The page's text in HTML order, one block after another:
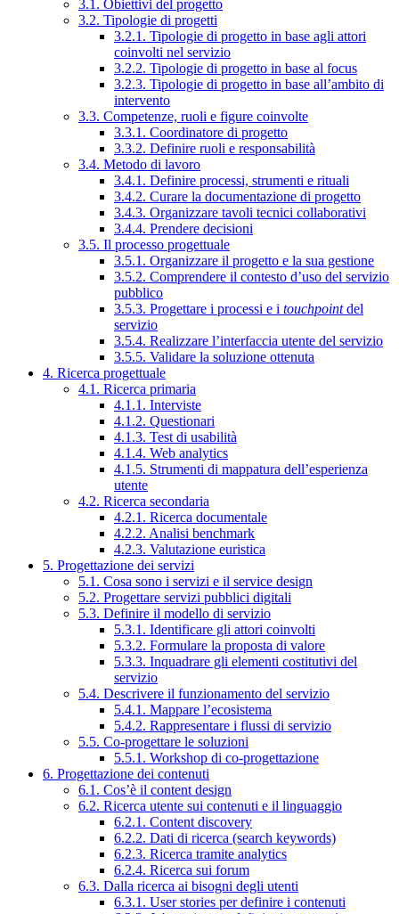
3.1. Obiettivi del progetto
3.2. Tipologie di progetti
3.2.1. Tipologie di progetto in base agli attori
coinvolti nel servizio
3.2.2. Tipologie di progetto in base al focus
3.2.3. Tipologie di progetto in base all’ambito di
intervento
3.3. Competenze, ruoli e figure coinvolte
3.3.1. Coordinatore di progetto
3.3.2. Definire ruoli e responsabilità
3.4. Metodo di lavoro
3.4.1. Definire processi, strumenti e rituali
3.4.2. Curare la documentazione di progetto
3.4.3. Organizzare tavoli tecnici collaborativi
3.4.4. Prendere decisioni
3.5. Il processo progettuale
3.5.1. Organizzare il progetto e la sua gestione
3.5.2. Comprendere il contesto d’uso del servizio
pubblico
3.5.3. Progettare i processi e i touchpointdel
servizio
3.5.4. Realizzare l’interfaccia utente del servizio
3.5.5. Validare la soluzione ottenuta
4. Ricerca progettuale
4.1. Ricerca primaria
4.1.1. Interviste
4.1.2. Questionari
4.1.3. Test di usabilità
4.1.4. Web analytics
4.1.5. Strumenti di mappatura dell’esperienza
utente
4.2. Ricerca secondaria
4.2.1. Ricerca documentale
4.2.2. Analisi benchmark
4.2.3. Valutazione euristica
5. Progettazione dei servizi
5.1. Cosa sono i servizi e il service design
5.2. Progettare servizi pubblici digitali
5.3. Definire il modello di servizio
5.3.1. Identificare gli attori coinvolti
5.3.2. Formulare la proposta di valore
5.3.3. Inquadrare gli elementi costitutivi del
servizio
5.4. Descrivere il funzionamento del servizio
5.4.1. Mappare l’ecosistema
5.4.2. Rappresentare i flussi di servizio
5.5. Co-progettare le soluzioni
5.5.1. Workshop di co-progettazione
6. Progettazione dei contenuti
6.1. Cos’è il content design
6.2. Ricerca utente sui contenuti e il linguaggio
6.2.1. Content discovery
6.2.2. Dati di ricerca (search keywords)
6.2.3. Ricerca tramite analytics
6.2.4. Ricerca sui forum
6.3. Dalla ricerca ai bisogni degli utenti
6.3.1. User stories per definire i contenuti